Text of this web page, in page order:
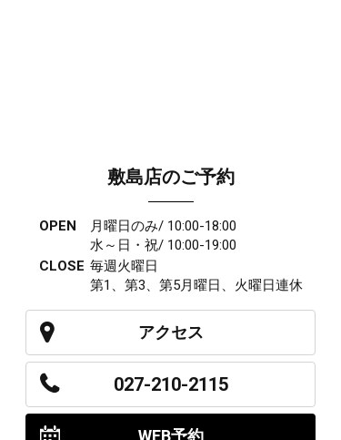
敷島店のご予約
OPEN
月曜日のみ/ 10:00-18:00
水～日・祝/ 10:00-19:00
CLOSE 毎週火曜日
第1、第3、第5月曜日、火曜日連休
アクセス
027-210-2115
WEB予約